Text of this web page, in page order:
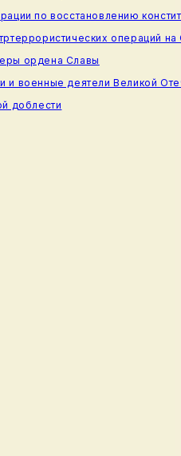
по восстановлению
операций
ордена Славы
и военные деятели Великой
доблести